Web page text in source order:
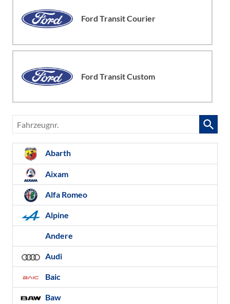
Ford Transit Courier
Ford Transit Custom
Fahrzeugnr.
Abarth
Aixam
Alfa Romeo
Alpine
Andere
Audi
Baic
Baw